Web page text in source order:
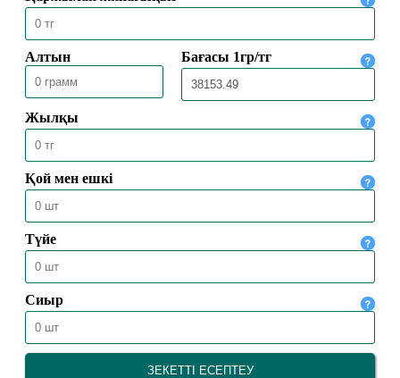
ЕҢБЕК ЕТУ ӘДЕБІ
24.02.2025